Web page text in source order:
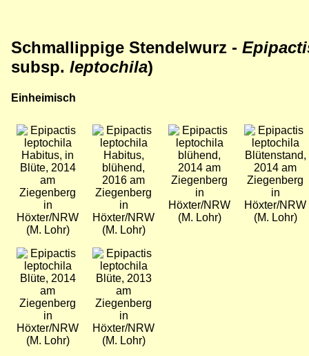
Schmallippige Stendelwurz -
subsp. leptochila)
Einheimisch
Bild
Habitus, in
Blüte, 2014
am
Ziegenberg
in
Höxter/NRW
(M. Lohr)
Bild
Habitus,
blühend,
2016 am
Ziegenberg
in
Höxter/NRW
(M. Lohr)
Bild
blühend,
2014 am
Ziegenberg
in
Höxter/NRW
(M. Lohr)
Bild
Blütenstand,
2014 am
Ziegenberg
in
Höxter/NRW
(M. Lohr)
Bild
Blüte, 2014
am
Ziegenberg
in
Höxter/NRW
(M. Lohr)
Bild
Blüte, 2013
am
Ziegenberg
in
Höxter/NRW
(M. Lohr)